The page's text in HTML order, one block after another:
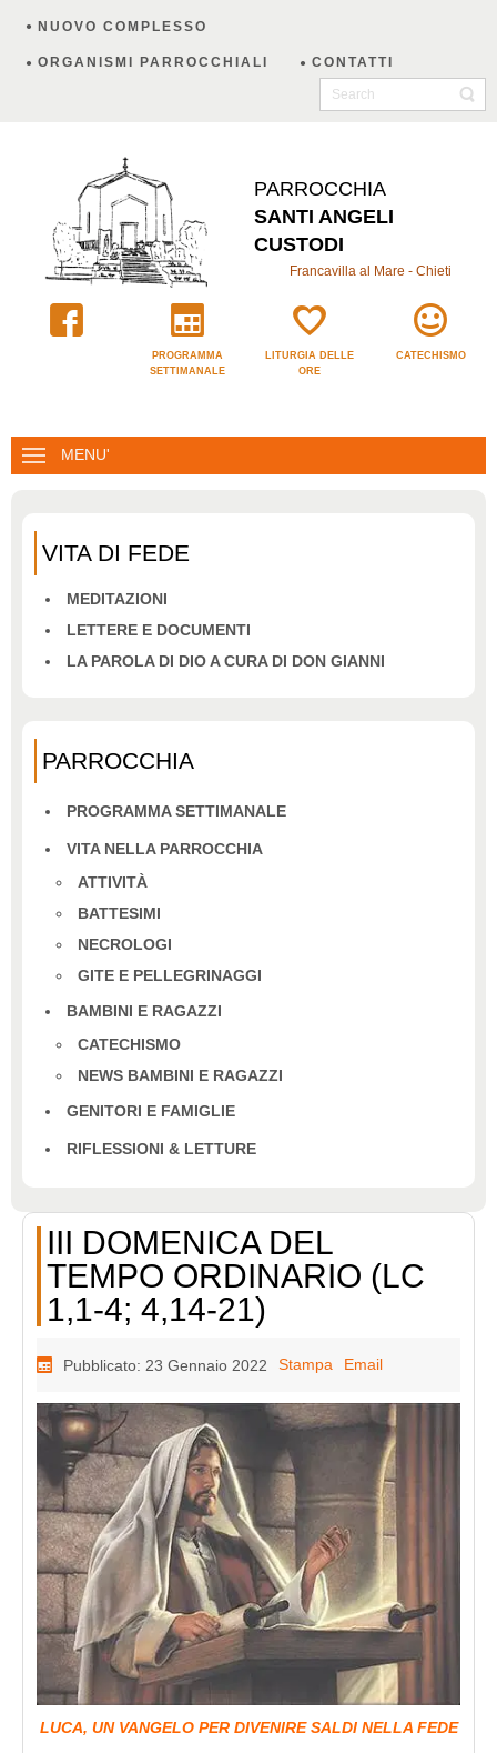
NUOVO COMPLESSO
ORGANISMI PARROCCHIALI CONTATTI
PARROCCHIA
SANTI ANGELI
CUSTODI
Francavilla al Mare - Chieti
PROGRAMMA
SETTIMANALE
LITURGIA DELLE
ORE
CATECHISMO
MENU'
VITA DI FEDE
MEDITAZIONI
LETTERE E DOCUMENTI
LA PAROLA DI DIO A CURA DI DON GIANNI
PARROCCHIA
PROGRAMMA SETTIMANALE
VITA NELLA PARROCCHIA
ATTIVITÀ
BATTESIMI
NECROLOGI
GITE E PELLEGRINAGGI
BAMBINI E RAGAZZI
CATECHISMO
NEWS BAMBINI E RAGAZZI
GENITORI E FAMIGLIE
RIFLESSIONI & LETTURE
III DOMENICA DEL
TEMPO ORDINARIO (LC
1,1-4; 4,14-21)
Pubblicato: 23 Gennaio 2022 Stampa Email
LUCA, UN VANGELO PER DIVENIRE SALDI NELLA FEDE